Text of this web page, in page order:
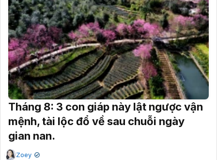
Tháng 8: 3 con giáp này lật ngược vận
mệnh, tài lộc đổ về sau chuỗi ngày
gian nan.
Zoey ✔